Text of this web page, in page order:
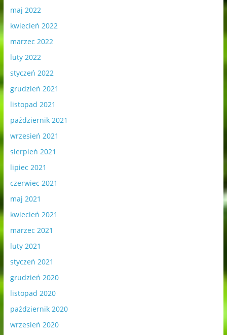
maj 2022
kwiecień 2022
marzec 2022
luty 2022
styczeń 2022
grudzień 2021
listopad 2021
październik 2021
wrzesień 2021
sierpień 2021
lipiec 2021
czerwiec 2021
maj 2021
kwiecień 2021
marzec 2021
luty 2021
styczeń 2021
grudzień 2020
listopad 2020
październik 2020
wrzesień 2020